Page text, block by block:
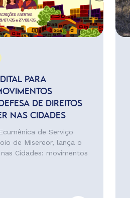
PARA
DE DIREITOS
NAS CIDADES
de Serviço
de Misereor, lança o
Cidades: movimentos